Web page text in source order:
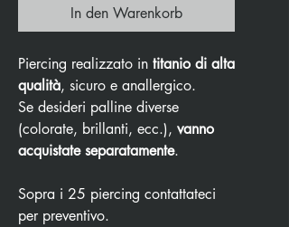
In den Warenkorb
Piercing realizzato in titanio di alta
qualità, sicuro e anallergico.
Se desideri palline diverse
(colorate, brillanti, ecc.), vanno
acquistate separatamente.
Sopra i 25 piercing contattateci
per preventivo.